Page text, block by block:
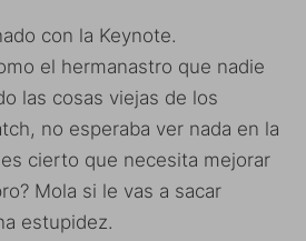
con la Keynote.
el hermanastro que nadie
las cosas viejas de los
no esperaba ver nada en la
cierto que necesita mejorar
Mola si le vas a sacar
estupidez.